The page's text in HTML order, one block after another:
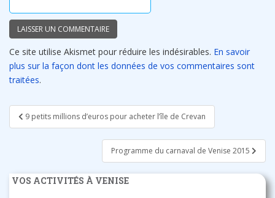
Ce site utilise Akismet pour réduire les indésirables. En savoir
plus sur la façon dont les données de vos commentaires sont
traitées.
Navigation
de
9 petits millions d’euros pour acheter l’île de Crevan
Programme du carnaval de Venise 2015
VOS ACTIVITÉS À VENISE